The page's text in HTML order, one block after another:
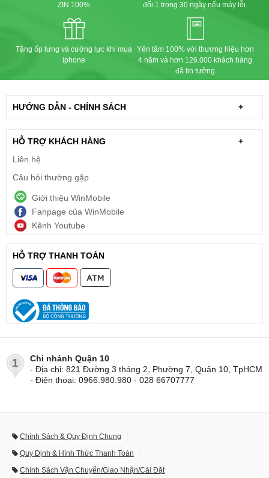
ZIN 100%
đổi 1 trong 30 ngày nếu máy lỗi.
Tặng ốp lưng và cường lực khi mua
iphone
Yên tâm 100% với thương hiệu hơn
4 năm và hơn 126.000 khách hàng
đã tin tưởng
HƯỚNG DẪN - CHÍNH SÁCH +
HỖ TRỢ KHÁCH HÀNG
+
Liên hệ
Câu hỏi thường gặp
Giới thiệu WinMobile
Fanpage của WinMobile
Kênh Youtube
HỖ TRỢ THANH TOÁN
1
Chi nhánh Quận 10
- Địa chỉ: 821 Đường 3 tháng 2, Phường 7, Quận 10, TpHCM
- Điện thoại: 0966.980.980 - 028 66707777
Chính Sách & Quy Định Chung
Quy Định & Hình Thức Thanh Toán
Chính Sách Vận Chuyển/Giao Nhận/Cài Đặt